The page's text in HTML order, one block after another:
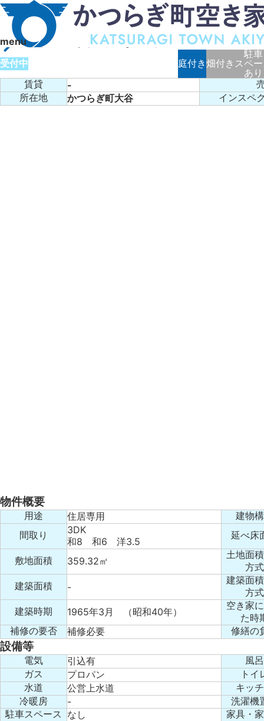
menu
空き家バンク
TOP 空き家バンク
大幅補修が必要ですが、駅近な小ぶりの平屋
受付中
庭付き畑付き
駐車
スペ
あり
賃貸
-
所在地
かつらぎ町大谷 インスペ
物件概要
用途 住居専用
建物
間取り
3DK
和8 和6 洋3.5
延べ床
敷地面積 359.32㎡
土地面
方式
建築面積
-
建築面
方式
建築時期
1965年3月 （昭和40年）
空き家
た時
補修の要否
補修必要 修繕の
設備等
電気 引込有
風呂
ガス
プロパン
トイ
水道
公営上水道
キッ
冷暖房
-
洗濯機
駐車スペース
なし 家具・